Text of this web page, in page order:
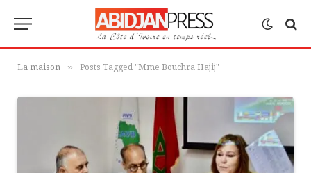
La maison » Posts Tagged "Mme Bouchra Hajij"